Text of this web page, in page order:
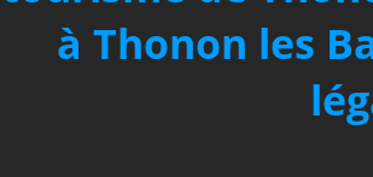
à Thonon les